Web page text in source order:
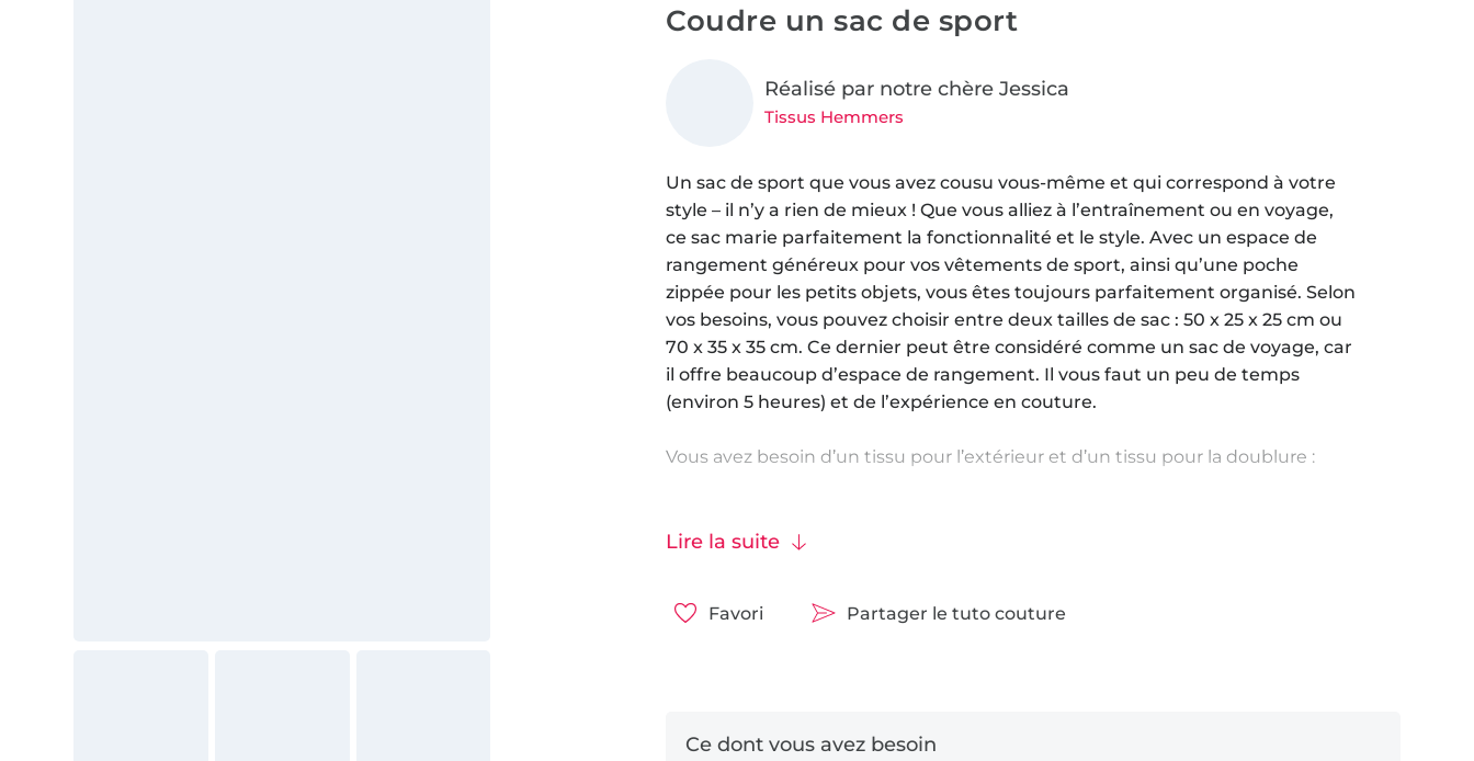
Coudre un sac de sport
Réalisé par notre chère Jessica
Tissus Hemmers
Un sac de sport que vous avez cousu vous-même et qui correspond à votre
style – il n’y a rien de mieux ! Que vous alliez à l’entraînement ou en voyage,
ce sac marie parfaitement la fonctionnalité et le style. Avec un espace de
rangement généreux pour vos vêtements de sport, ainsi qu’une poche
zippée pour les petits objets, vous êtes toujours parfaitement organisé. Selon
vos besoins, vous pouvez choisir entre deux tailles de sac : 50 x 25 x 25 cm ou
70 x 35 x 35 cm. Ce dernier peut être considéré comme un sac de voyage, car
il offre beaucoup d’espace de rangement. Il vous faut un peu de temps
(environ 5 heures) et de l’expérience en couture.
Vous avez besoin d’un tissu pour l’extérieur et d’un tissu pour la doublure :
intempéries : toile canvas
Comme tissu pour la doublure, nous vous conseillons une
de 70cm.
Lire la suite
Favori Partager le tuto couture